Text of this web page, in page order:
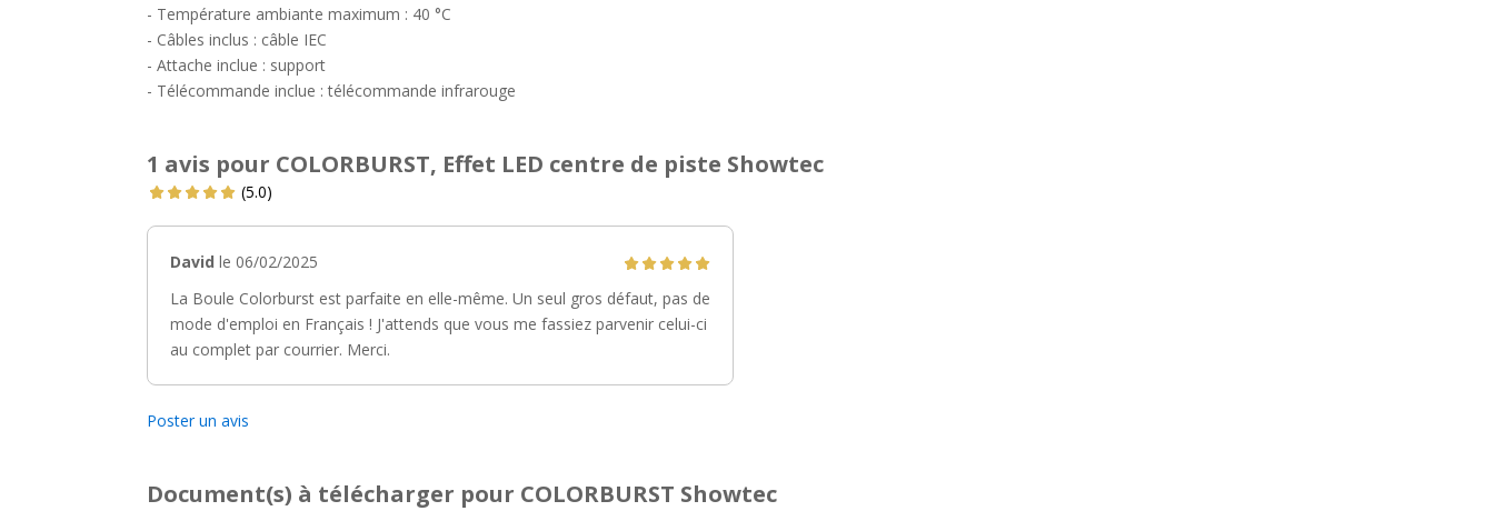
- Température ambiante maximum : 40 °C
- Câbles inclus : câble IEC
- Attache inclue : support
- Télécommande inclue : télécommande infrarouge
1 avis pour COLORBURST, Effet LED centre de piste Showtec
(5.0)
David le 06/02/2025
La Boule Colorburst est parfaite en elle-même. Un seul gros défaut, pas de
mode d'emploi en Français ! J'attends que vous me fassiez parvenir celui-ci
au complet par courrier. Merci.
Poster un avis
Document(s) à télécharger pour COLORBURST Showtec